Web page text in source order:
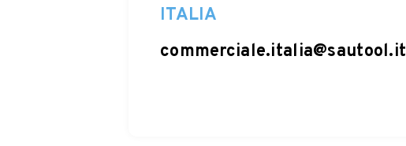
ITALIA
commerciale.italia@sautool.it